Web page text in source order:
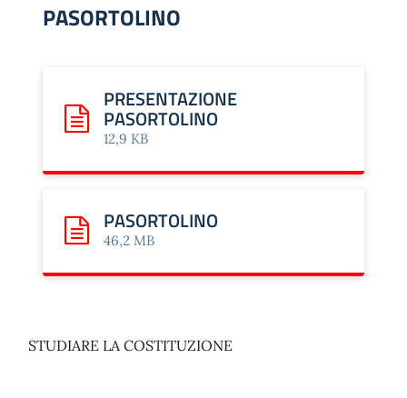
PASORTOLINO
Scarica: PRESENTAZIONE PASORTOLINO
PRESENTAZIONE
PASORTOLINO
12,9 KB
Scarica: PASORTOLINO
PASORTOLINO
46,2 MB
STUDIARE LA COSTITUZIONE